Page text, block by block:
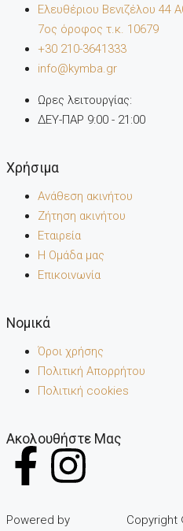
Ελευθέριου Βενιζέλου 44
7oς όροφος τ.κ. 10679
+30 210-3641333
info@kymba.gr
Ωρες λειτουργίας:
ΔΕΥ-ΠΑΡ 9:00 - 21:00
Χρήσιμα
Ανάθεση ακινήτου
Ζήτηση ακινήτου
Εταιρεία
Η Ομάδα μας
Επικοινωνία
Noμικά
Όροι χρήσης
Πολιτική Απορρήτου
Πολιτική cookies
Ακολουθήστε Μας
Powered by Copyright